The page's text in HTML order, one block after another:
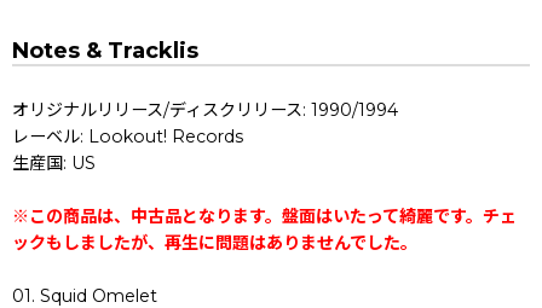
Notes & Tracklis
オリジナルリリース/ディスクリリース: 1990/1994
レーベル: Lookout! Records
生産国: US
※この商品は、中古品となります。盤面はいたって綺麗です。チェ
ックもしましたが、再生に問題はありませんでした。
01. Squid Omelet